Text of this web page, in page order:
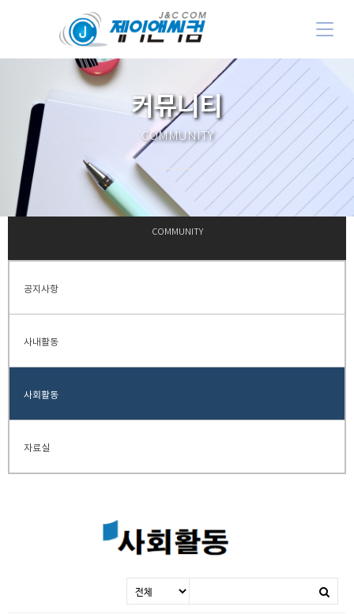
커뮤니티
COMMUNITY
커뮤니티
COMMUNITY
공지사항
사내활동
사회활동
자료실